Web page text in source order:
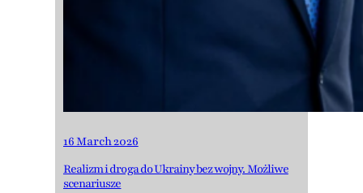
16 March 2026
Realizm i droga do Ukrainy bez wojny. Możliwe
scenariusze